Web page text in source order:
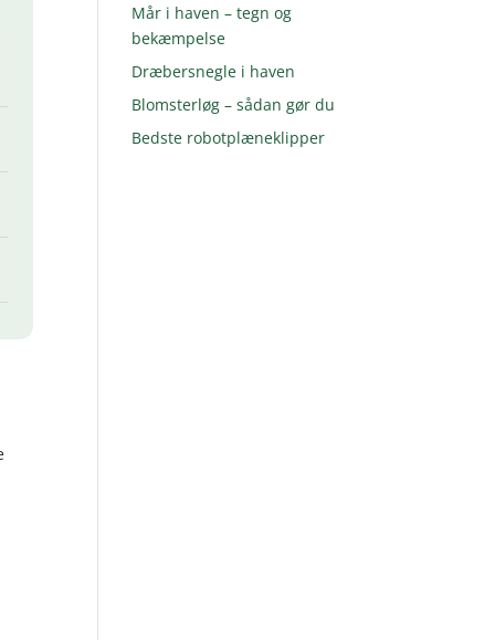
Mår i haven – tegn og
bekæmpelse
Dræbersnegle i haven
Blomsterløg – sådan gør du
Bedste robotplæneklipper